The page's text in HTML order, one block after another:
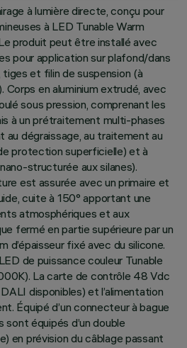
à lumière directe, conçu pour
à LED Tunable Warm
produit peut être installé avec
pour application sur plafond/dans
et filin de suspension (à
en aluminium extrudé, avec
sous pression, comprenant les
à un prétraitement multi-phases
dégraissage, au traitement au
protection superficielle) et à
structurée aux silanes).
est assurée avec un primaire et
cuite à 150° apportant une
atmosphériques et aux
fermé en partie supérieure par un
d’épaisseur fixé avec du silicone.
de puissance couleur Tunable
La carte de contrôle 48 Vdc
disponibles) et l’alimentation
Équipé d’un connecteur à bague
équipés d’un double
en prévision du câblage passant